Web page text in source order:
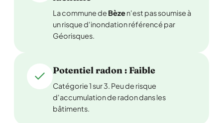
La commune de Bèzen'est pas soumise à
un risque d'inondation référencé par
Géorisques.
Potentiel radon : Faible
Catégorie 1 sur 3. Peu de risque
d'accumulation de radon dans les
bâtiments.